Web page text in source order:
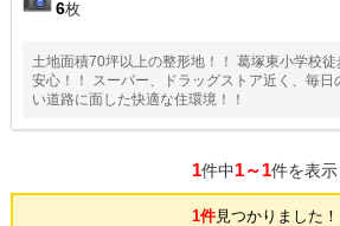
6枚
土地面積70坪以上の整形地！！ 葛塚東小学校
安心！！ スーパー、ドラッグストア近く、毎
い道路に面した快適な住環境！！
1件中1～1件を表示
1件見つかりました！